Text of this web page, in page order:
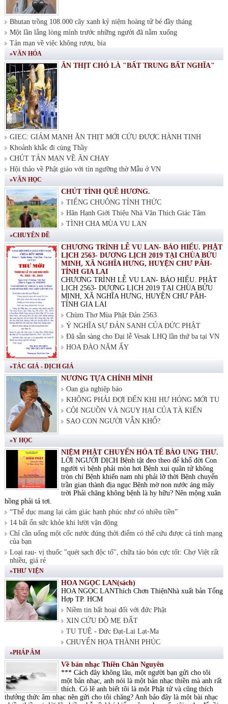
Bhutan trồng 108.000 cây xanh kỷ niệm hoàng tử bé đầy tháng
Một lần lắng lòng mình trước những người đã nằm xuống
Tản mạn về việc không rượu, bia
»VĂN HÓA
ĂN THỊT CHÓ LÀ "BẤT TRUNG BẤT NGHĨA"
GIEC: GIẢM MẠNH ĂN THỊT MỚI CỨU ĐƯỢC HÀNH TINH
Khoảnh khắc đi cùng Thầy
CHÚT TẢN MẠN VỀ ĂN CHAY
Hội thảo về Phật giáo với tín ngưỡng thờ Mẫu ở VN
»VĂN HỌC
CHÚT TÌNH QUÊ HƯƠNG.
TIẾNG CHUÔNG TỈNH THỨC
Hân Hạnh Giới Thiệu Nhà Văn Thích Giác Tâm
TÌNH CHA MÙA VU LAN
»CHUYÊN ĐỀ
CHƯƠNG TRÌNH LỄ VU LAN- BÁO HIẾU. PHẬT
LỊCH 2563- DƯƠNG LỊCH 2019 TẠI CHÙA BỬU
MINH, XÃ NGHĨA HƯNG, HUYỆN CHƯ PĂH-
TỈNH GIA LAI
CHƯƠNG TRÌNH LỄ VU LAN- BÁO HIẾU. PHẬT
LỊCH 2563- DƯƠNG LỊCH 2019 TẠI CHÙA BỬU
MINH, XÃ NGHĨA HƯNG, HUYỆN CHƯ PĂH-
TỈNH GIA LAI
Chùm Thơ Mùa Phật Đản 2563
Ý NGHĨA SỰ ĐẢN SANH CỦA ĐỨC PHẬT
Đã sẵn sàng cho Đại lễ Vesak LHQ lần thứ ba tại VN
HOA ĐÀO NĂM ẤY
»TÁC GIẢ - DỊCH GIẢ
NƯƠNG TỰA CHÍNH MÌNH
Oan gia nghiệp báo
KHÔNG PHẢI ĐỢI ĐẾN KHI HƯ HỎNG MỚI TU
CỘI NGUỒN VÀ NGUY HẠI CỦA TÀ KIẾN
SAO CON NGƯỜI VẪN KHỔ?
»Y HỌC
NIỆM PHẬT CHUYỂN HÓA TẾ BÀO UNG THƯ.
LỜI NGƯỜI DỊCH Bệnh tật đeo theo để khổ đời Con
người vì bệnh phải mòn hơi Bệnh xui quân tử không
tròn chí Bệnh khiến nam nhi phải lỡ thời Bệnh chuyển
trần gian thành địa ngục Bệnh mờ non nước áng mây
trời Phải chăng không bệnh là hy hữu? Nên mộng xuân
hồng phải tả tơi.
“Thể dục mang lại cảm giác hạnh phúc như có nhiều tiền”
14 bất ổn sức khỏe khi lười vận động
Chỉ cần uống một cốc nước đúng thời điểm có thể cứu được cả tính mạng
của bạn
Loại rau- vị thuốc "quét sạch độc tố", chữa táo bón cực tốt: Chợ Việt rất
nhiều, giá rẻ
»THƯ VIỆN
HOA NGỌC LAN(sách)
HOA NGỌC LANThích Chơn ThiệnNhà xuất bản Tổng
Hợp TP. HCM
Niềm tin bất hoại đối với đức Phật
XIN CỨU ĐỘ MẸ ĐẤT
TU TUỆ - Đức Đạt-Lai Lạt-Ma
CHUYỂN HỌA THÀNH PHÚC
»PHÁP ÂM
Về bản nhạc Thiền Chân Nguyên
*** Cách đây không lâu, một người bạn gửi cho tôi
một bản nhạc, anh nói là một bản nhạc thiền mà anh rất
thích. Có lẽ anh biết tôi là một Phật tử và cũng thích
thưởng thức âm nhạc nên gửi cho tôi chăng? Anh bảo đây là một bài nhạc